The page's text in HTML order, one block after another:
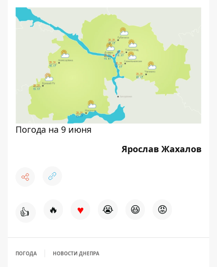
Погода на 9 июня
Ярослав Жахалов
👍 🔥 ♥ 😭 😆 😡
ПОГОДА НОВОСТИ ДНЕПРА